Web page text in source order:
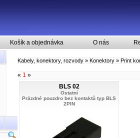
Košík a objednávka O nás
Kabely, konektory, rozvody » Konektory » Print
« 1 »
BLS 02
Ostatní
Prázdné pouzdro bez kontaktů typ BLS
2PIN